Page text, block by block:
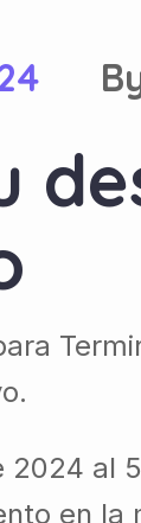
2024 al
en